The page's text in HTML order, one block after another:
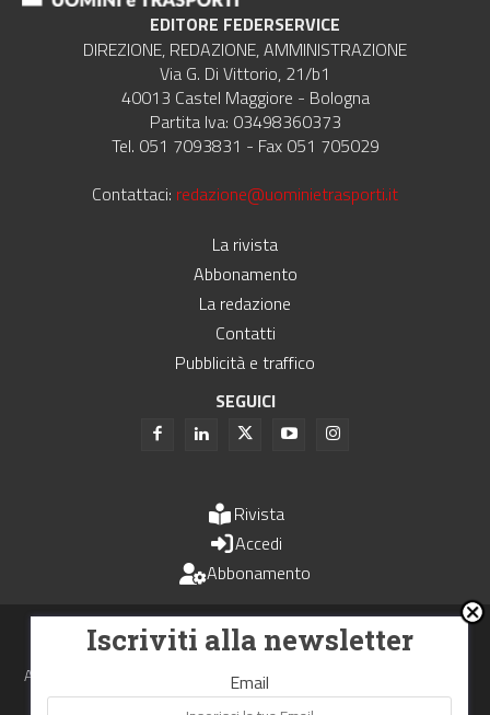
EDITORE FEDERSERVICE
DIREZIONE, REDAZIONE, AMMINISTRAZIONE
Via G. Di Vittorio, 21/b1
40013 Castel Maggiore - Bologna
Partita Iva: 03498360373
Tel. 051 7093831 - Fax 051 705029
Contattaci: redazione@uominietrasporti.it
La rivista
Abbonamento
La redazione
Contatti
Pubblicità e traffico
SEGUICI
Rivista
Accedi
Abbonamento
Uomini e Trasporti è un periodico associato all'Unione Stampa
Periodica Italiana - USPI
Autorizzazione del Tribunale di Bologna N.4993 del 15 giugno 1982
Webdesign made inNowhere
Iscriviti alla newsletter
Email